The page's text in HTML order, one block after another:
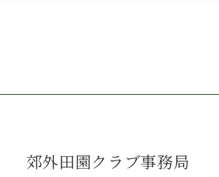
郊外田園クラブ事務局